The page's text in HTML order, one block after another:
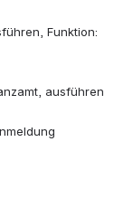
Funktion:
ausführen